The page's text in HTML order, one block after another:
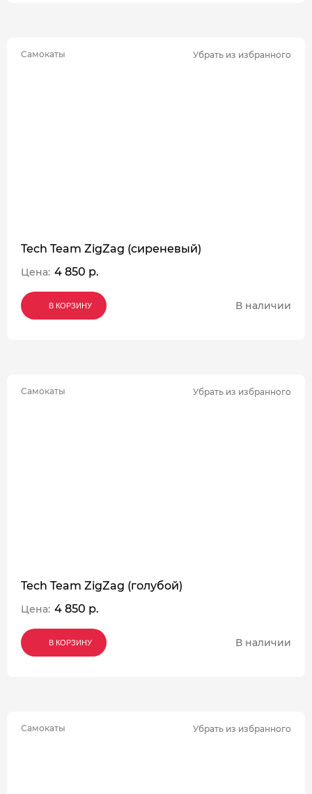
Самокаты Убрать из избранного
Tech Team ZigZag (сиреневый)
Цена: 4 850 р.
В КОРЗИНУ
В КОРЗИНУ
В КОРЗИНУ В наличии
Самокаты Убрать из избранного
Tech Team ZigZag (голубой)
Цена: 4 850 р.
В КОРЗИНУ
В КОРЗИНУ
В КОРЗИНУ В наличии
Самокаты Убрать из избранного